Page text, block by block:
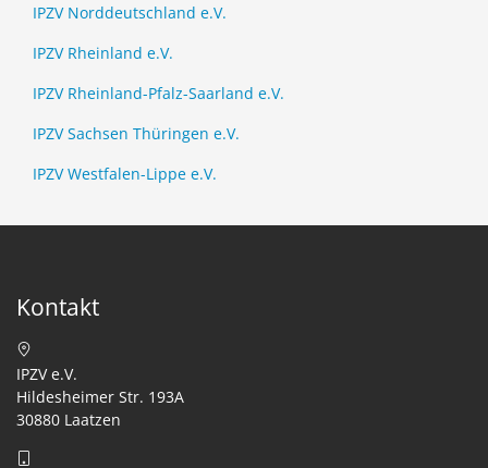
IPZV Norddeutschland e.V.
IPZV Rheinland e.V.
IPZV Rheinland-Pfalz-Saarland e.V.
IPZV Sachsen Thüringen e.V.
IPZV Westfalen-Lippe e.V.
Kontakt
IPZV e.V.
Hildesheimer Str. 193A
30880 Laatzen